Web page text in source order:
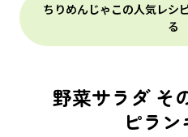
ちりめんじゃこの人気レシ
る
野菜サラダ そ
ピラ